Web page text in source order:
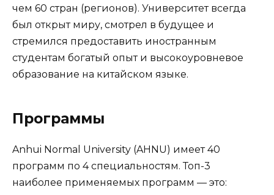
чем 60 стран (регионов). Университет всегда
был открыт миру, смотрел в будущее и
стремился предоставить иностранным
студентам богатый опыт и высокоуровневое
образование на китайском языке.
Программы
Anhui Normal University (AHNU) имеет 40
программ по 4 специальностям. Топ-3
наиболее применяемых программ — это: